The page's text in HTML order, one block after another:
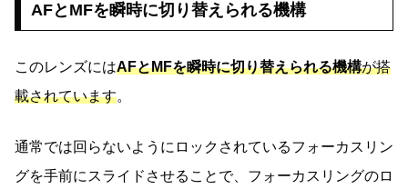
AFとMFを瞬時に切り替えられる機構
このレンズにはAFとMFを瞬時に切り替えられる機構が搭
載されています。
通常では回らないようにロックされているフォーカスリン
グを手前にスライドさせることで、フォーカスリングのロ